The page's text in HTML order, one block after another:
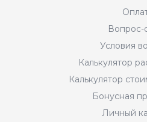
Вопрос-
Условия
Калькулятор
Калькулятор
Бонусная
Личный